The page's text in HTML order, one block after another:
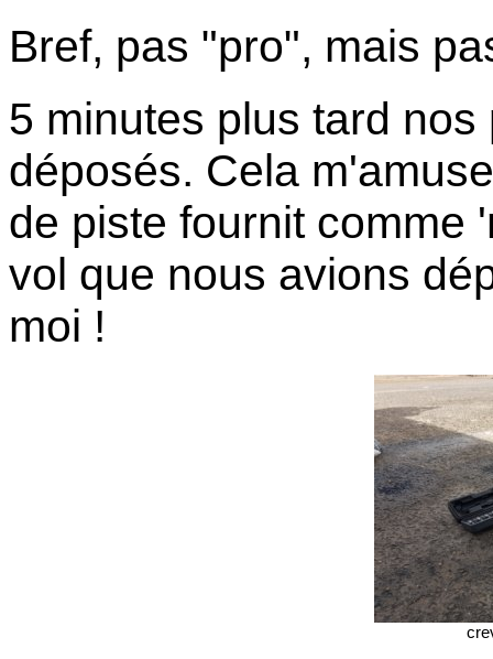
Bref, pas "pro", mais
5 minutes plus tard
déposés. Cela
de piste fournit comme
vol que nous avions
moi !